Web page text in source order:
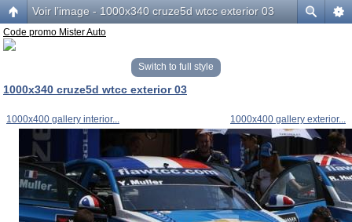
Voir l’image - 1000x340 cruze5d wtcc exterior 03
Code promo Mister Auto
Switch to full style
1000x340 cruze5d wtcc exterior 03
1000x400 gallery interior... 1000x400 gallery exterior...